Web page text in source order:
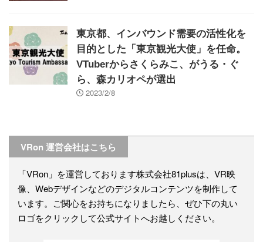
東京都、インバウンド需要の活性化を
目的とした「東京観光大使」を任命。
VTuberからさくらみこ、がうる・ぐ
ら、森カリオペが選出
2023/2/8
VRon 運営会社はこちら
「VRon」を運営しております株式会社81plusは、VR映
像、Webデザインなどのデジタルコンテンツを制作して
います。ご関心をお持ちになりましたら、ぜひ下の丸い
ロゴをクリックして公式サイトへお越しください。